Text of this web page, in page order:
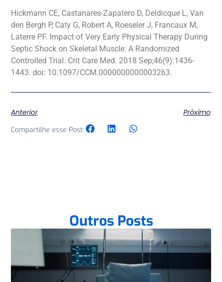
Hickmann CE, Castanares-Zapatero D, Deldicque L, Van
den Bergh P, Caty G, Robert A, Roeseler J, Francaux M,
Laterre PF. Impact of Very Early Physical Therapy During
Septic Shock on Skeletal Muscle: A Randomized
Controlled Trial. Crit Care Med. 2018 Sep;46(9):1436-
1443. doi: 10.1097/CCM.0000000000003263.
Anterior Próximo
Compartilhe esse Post:
Outros Posts